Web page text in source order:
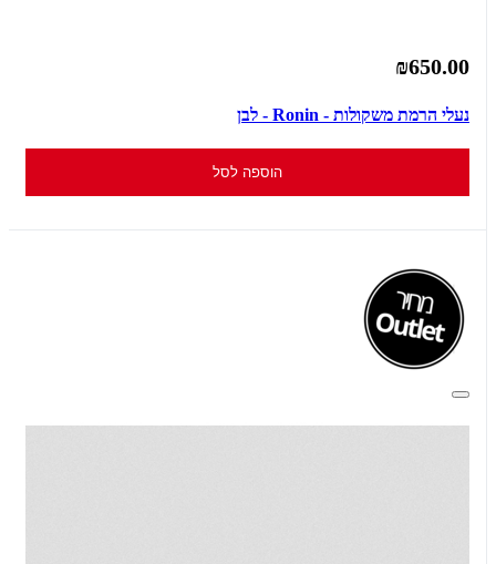
₪650.00
נעלי הרמת משקולות - Ronin - לבן
הוספה לסל